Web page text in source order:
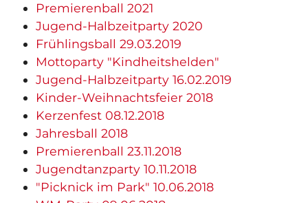
Premierenball 2021
Jugend-Halbzeitparty 2020
Frühlingsball 29.03.2019
Mottoparty "Kindheitshelden"
Jugend-Halbzeitparty 16.02.2019
Kinder-Weihnachtsfeier 2018
Kerzenfest 08.12.2018
Jahresball 2018
Premierenball 23.11.2018
Jugendtanzparty 10.11.2018
"Picknick im Park" 10.06.2018